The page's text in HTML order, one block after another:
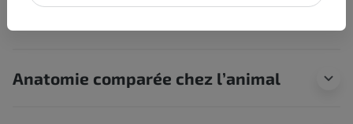
Neuroanatomie humaine
Anatomie comparée chez l’animal